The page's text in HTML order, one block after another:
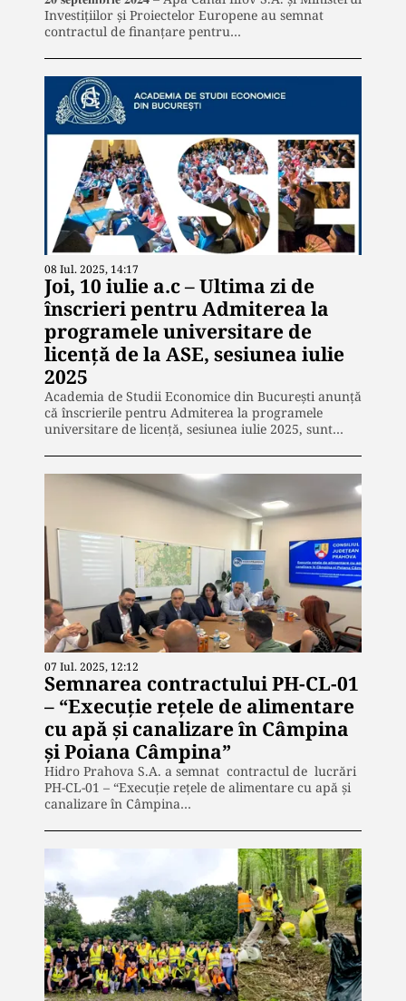
Investițiilor și Proiectelor Europene au semnat
contractul de finanțare pentru…
08 Iul. 2025, 14:17
Joi, 10 iulie a.c – Ultima zi de
înscrieri pentru Admiterea la
programele universitare de
licență de la ASE, sesiunea iulie
2025
Academia de Studii Economice din București anunță
că înscrierile pentru Admiterea la programele
universitare de licență, sesiunea iulie 2025, sunt…
07 Iul. 2025, 12:12
Semnarea contractului PH-CL-01
– “Execuție rețele de alimentare
cu apă și canalizare în Câmpina
și Poiana Câmpina”
Hidro Prahova S.A. a semnat contractul de lucrări
PH-CL-01 – “Execuție rețele de alimentare cu apă și
canalizare în Câmpina…